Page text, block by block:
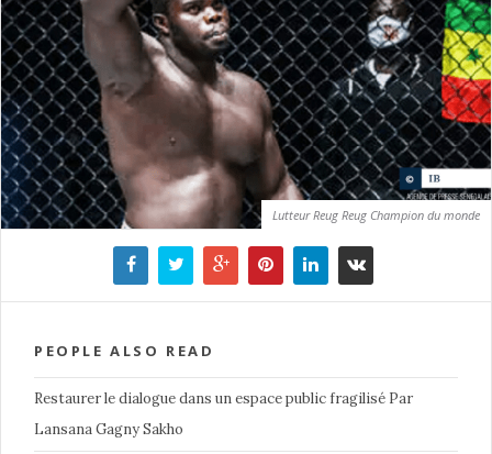
Lutteur Reug Reug Champion du monde
PEOPLE ALSO READ
Restaurer le dialogue dans un espace public fragilisé Par
Lansana Gagny Sakho